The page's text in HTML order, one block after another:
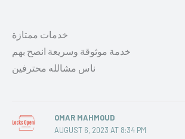
خدمات ممتازة
خدمة موثوقة وسريعة انصح بهم
ناس مشالله محترفين
OMAR MAHMOUD
AUGUST 6, 2023 AT 8:34 PM